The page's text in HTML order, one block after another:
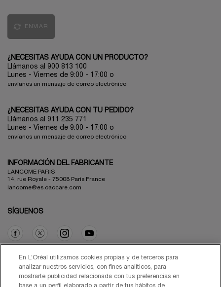
ENVIAR
¿NECESITAS AYUDA CON UN PRODUCTO?
Llámanos al 900 813 100
Lunes - Viernes de 9:00 - 17:00 o
envíanos un mensaje de correo electrónico
¿NECESITAS AYUDA CON TU PEDIDO?
Llámanos al 911 235 771
Lunes - Viernes de 9:00 - 17:00 o
envíanos un mensaje de correo electrónico
INFORMACIÓN DEL FABRICANTE
LANCOME PARIS
14, rue Royale - 75008 Paris France
lancome@es.oaccare.com
SÍGUENOS
Opción de compra
€ - ES (ES)
En L’Oréal utilizamos cookies propias y de terceros para
analizar nuestros servicios, con fines analíticos, para
mostrarte publicidad relacionada con tus preferencias en